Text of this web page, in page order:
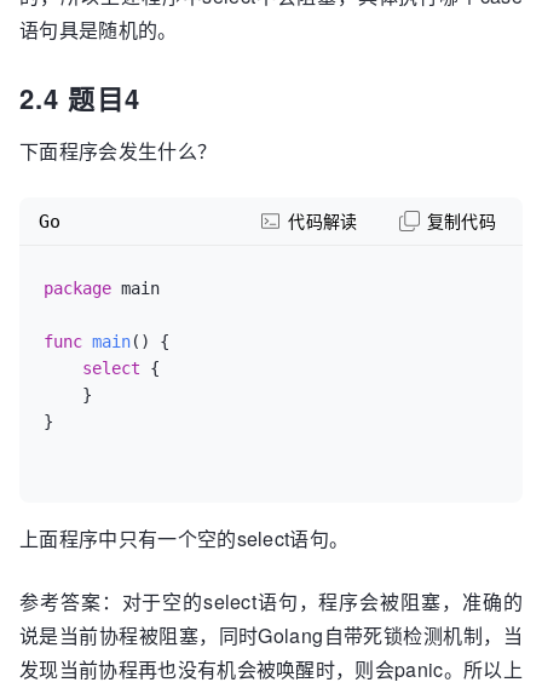
case <-chan1:
        fmt.Println(
        fmt.Println(
    }
语句具是随机的。
2.4 题目4
下面程序会发生什么？
package main
func main()
{
select {
}
Go 代码解读 复制代码
上面程序中只有一个空的select语句。
参考答案：对于空的select语句，程序会被阻塞，准确的
说是当前协程被阻塞，同时Golang自带死锁检测机制，当
发现当前协程再也没有机会被唤醒时，则会panic。所以上